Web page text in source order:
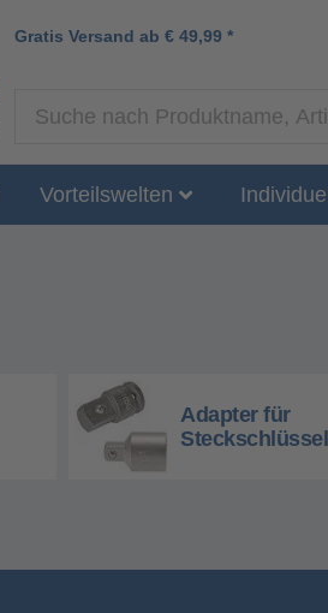
Gratis Versand ab € 49,99 *
Vorteilswelten
Adapter für